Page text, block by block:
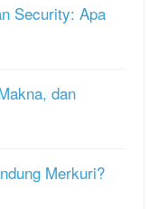
Security: Apa
dan
Merkuri?